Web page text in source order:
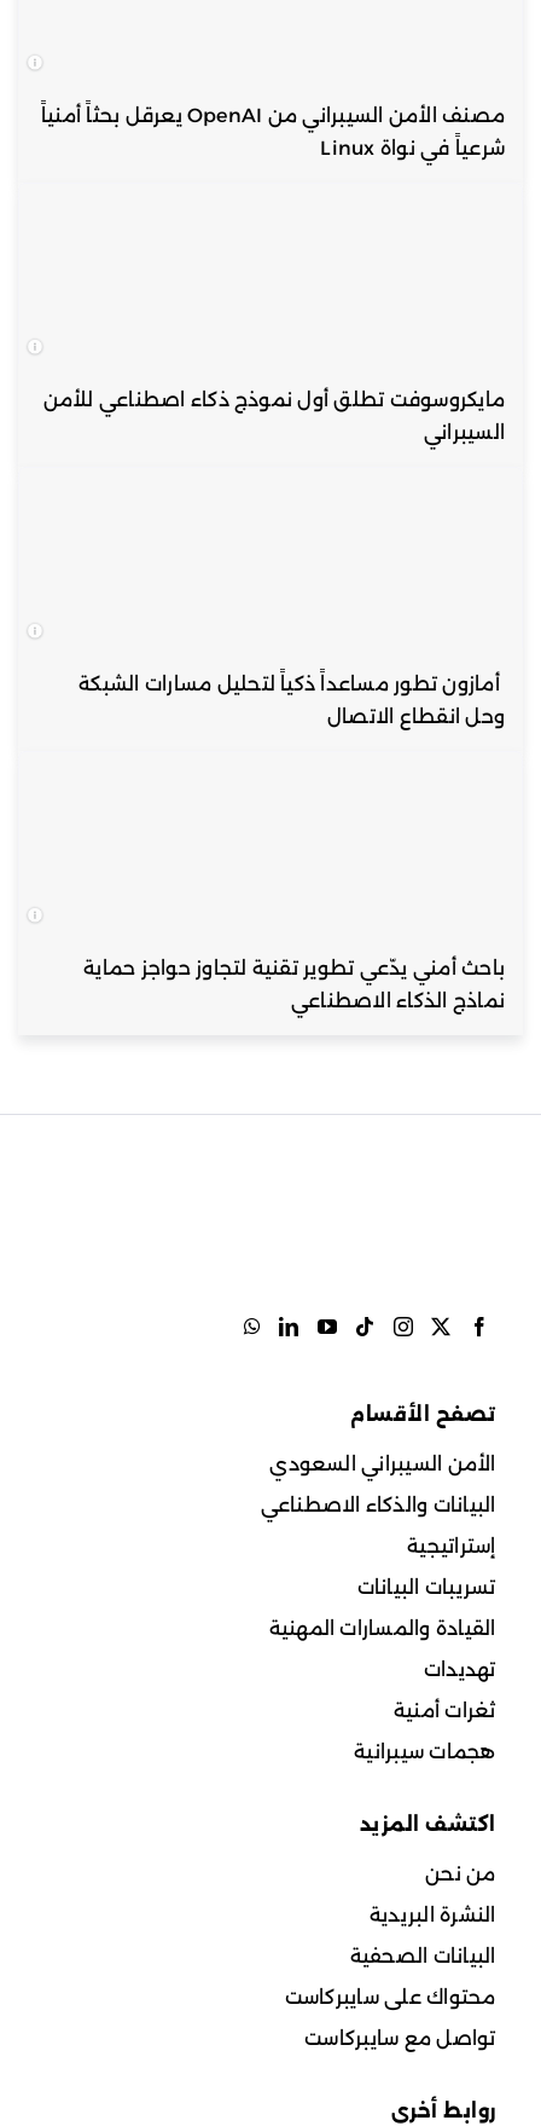
مصنف الأمن السيبراني من OpenAI يعرقل بحثاً أمنياً
شرعياً في نواة Linux
مايكروسوفت تطلق أول نموذج ذكاء اصطناعي للأمن
السيبراني
أمازون تطور مساعداً ذكياً لتحليل مسارات الشبكة
وحل انقطاع الاتصال
باحث أمني يدّعي تطوير تقنية لتجاوز حواجز حماية
نماذج الذكاء الاصطناعي
تصفح الأقسام
الأمن السيبراني السعودي
البيانات والذكاء الاصطناعي
إستراتيجية
تسريبات البيانات
القيادة والمسارات المهنية
تهديدات
ثغرات أمنية
هجمات سيبرانية
اكتشف المزيد
من نحن
النشرة البريدية
البيانات الصحفية
محتواك على سايبركاست
تواصل مع سايبركاست
روابط أخرى